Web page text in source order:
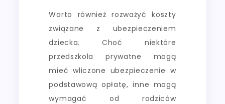
Warto również rozważyć koszty
związane z ubezpieczeniem
dziecka. Choć niektóre
przedszkola prywatne mogą
mieć wliczone ubezpieczenie w
podstawową opłatę, inne mogą
wymagać od rodziców